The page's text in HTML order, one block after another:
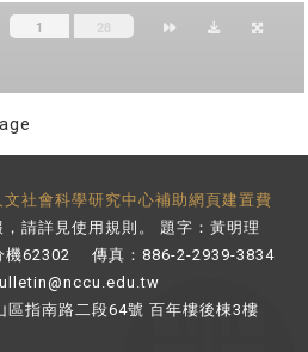
社會科學研究中心補助網頁建置費
請詳見 使用規則 。 題字：黃明理
機62302 傳真：886-2-2939-3834
區指南路二段64號 百年樓後棟3樓